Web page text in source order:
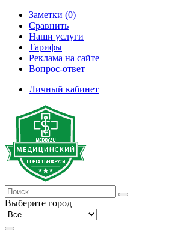
Заметки (0)
Сравнить
Наши услуги
Тарифы
Реклама на сайте
Вопрос-ответ
Личный кабинет
Выберите город